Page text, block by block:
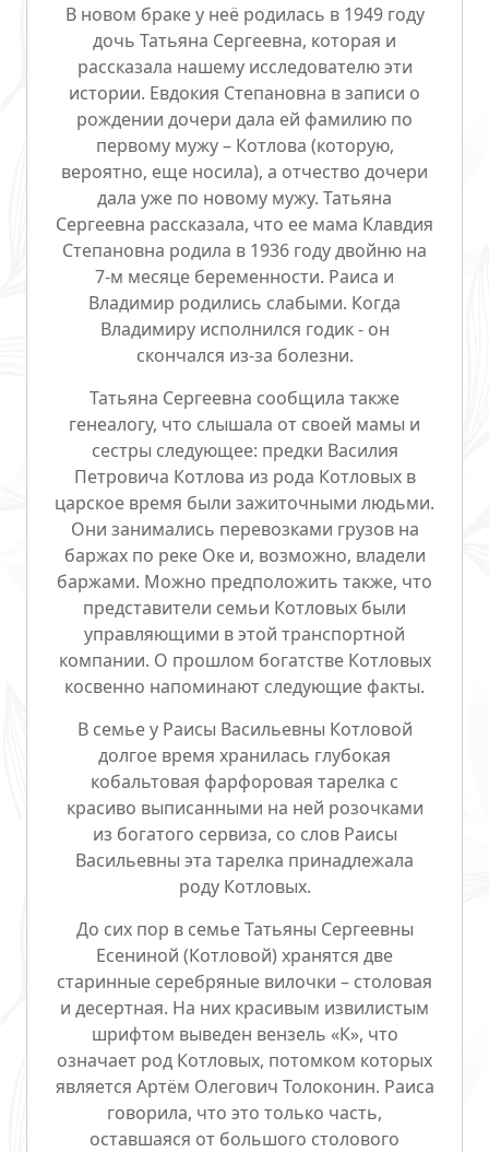
В новом браке у неё родилась в 1949 году
дочь Татьяна Сергеевна, которая и
рассказала нашему исследователю эти
истории. Евдокия Степановна в записи о
рождении дочери дала ей фамилию по
первому мужу – Котлова (которую,
вероятно, еще носила), а отчество дочери
дала уже по новому мужу. Татьяна
Сергеевна рассказала, что ее мама Клавдия
Степановна родила в 1936 году двойню на
7-м месяце беременности. Раиса и
Владимир родились слабыми. Когда
Владимиру исполнился годик - он
скончался из-за болезни.
Татьяна Сергеевна сообщила также
генеалогу, что слышала от своей мамы и
сестры следующее: предки Василия
Петровича Котлова из рода Котловых в
царское время были зажиточными людьми.
Они занимались перевозками грузов на
баржах по реке Оке и, возможно, владели
баржами. Можно предположить также, что
представители семьи Котловых были
управляющими в этой транспортной
компании. О прошлом богатстве Котловых
косвенно напоминают следующие факты.
В семье у Раисы Васильевны Котловой
долгое время хранилась глубокая
кобальтовая фарфоровая тарелка с
красиво выписанными на ней розочками
из богатого сервиза, со слов Раисы
Васильевны эта тарелка принадлежала
роду Котловых.
До сих пор в семье Татьяны Сергеевны
Есениной (Котловой) хранятся две
старинные серебряные вилочки – столовая
и десертная. На них красивым извилистым
шрифтом выведен вензель «К», что
означает род Котловых, потомком которых
является Артём Олегович Толоконин. Раиса
говорила, что это только часть,
оставшаяся от большого столового